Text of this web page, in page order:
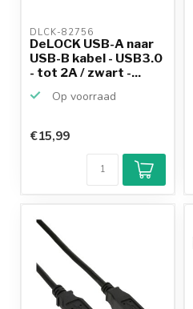
DLCK-82756
DeLOCK USB-A naar
USB-B kabel - USB3.0
- tot 2A / zwart -...
Op voorraad
€15,99